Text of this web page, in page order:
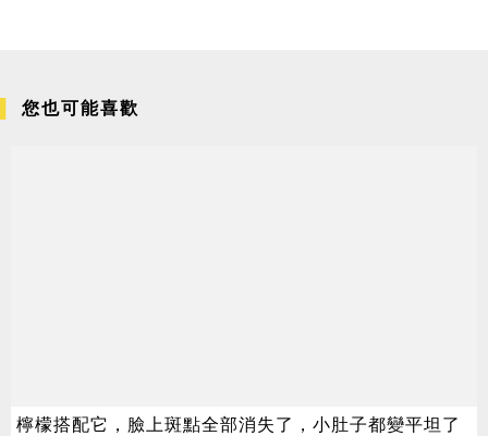
您也可能喜歡
檸檬搭配它，臉上斑點全部消失了，小肚子都變平坦了